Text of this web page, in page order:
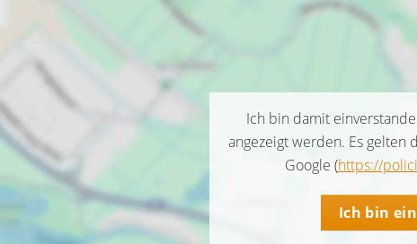
Ich bin damit
angezeigt werden. Es gelten
Google (https://
Ich bin